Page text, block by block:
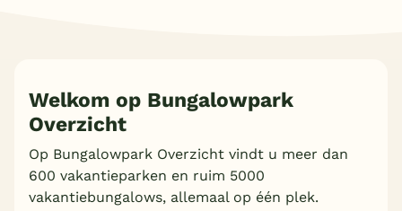
Welkom op Bungalowpark
Overzicht
Op Bungalowpark Overzicht vindt u meer dan
600 vakantieparken en ruim 5000
vakantiebungalows, allemaal op één plek.